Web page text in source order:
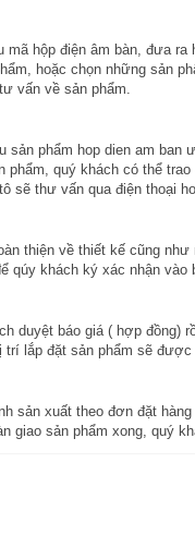
mã hộp điện âm bàn, đưa
hoặc chọn những sản
vấn về sản phẩm.
sản phẩm hop dien am
quý khách có thể
sẽ thư vấn qua điện thoại
thiện về thiết kế cũng
qúy khách ký xác nhận vào
duyệt báo giá ( hợp đồng)
lắp đặt sản phẩm sẽ
sản xuất theo đơn đặt hàng
giao sản phẩm xong, quý